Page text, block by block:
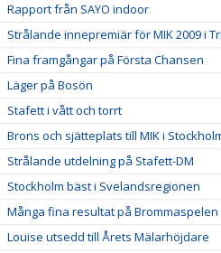
Rapport från SAYO indoor
Strålande innepremiär för MIK 2009 i
Fina framgångar på Första Chansen
Läger på Bosön
Stafett i vått och torrt
Brons och sjätteplats till MIK i
Strålande utdelning på Stafett-DM
Stockholm bäst i Svelandsregionen
Många fina resultat på Brommaspelen
Louise utsedd till Årets Mälarhöjdare